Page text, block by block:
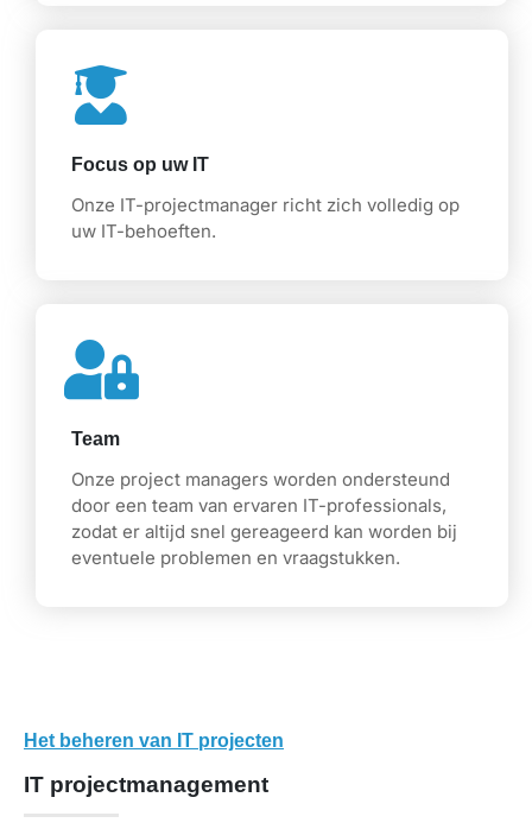
Focus op uw IT
Onze IT-projectmanager richt zich volledig op
uw IT-behoeften.
Team
Onze project managers worden ondersteund
door een team van ervaren IT-professionals,
zodat er altijd snel gereageerd kan worden bij
eventuele problemen en vraagstukken.
Het beheren van IT projecten
IT projectmanagement